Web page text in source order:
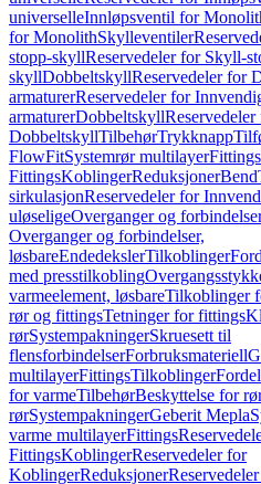
universelleInnløpsventil for
for MonolithSkylleventiler
stopp-skyllReservedeler for Skyll-
skyllDobbeltskyllReservedeler for
armaturerReservedeler for
armaturerDobbeltskyllReservedeler
DobbeltskyllTilbehørTrykknapp
FlowFitSystemrør multilayerFittings
FittingsKoblingerReduksjonerBend
sirkulasjonReservedeler for
uløseligeOverganger og
Overganger og forbindelser,
løsbareEndedekslerTilkoblinger
med presstilkobling
varmeelement, løsbareTilkoblinger
rør og fittingsTetninger for fittings
rørSystempakningerSkruesett til
flensforbindelserForbruksmateriell
multilayerFittingsTilkoblinger
for varmeTilbehørBeskyttelse for
rørSystempakningerGeberit Mepla
varme multilayerFittings
FittingsKoblingerReservedeler for
KoblingerReduksjoner